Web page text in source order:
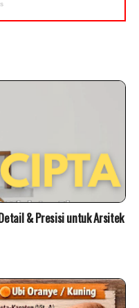
& Presisi untuk Arsitek